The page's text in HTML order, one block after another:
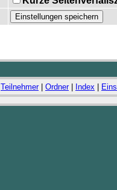
Teilnehmer| Ordner| Index